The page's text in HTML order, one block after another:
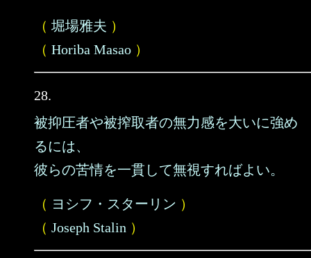
（ 堀場雅夫 ）
（ Horiba Masao ）
28.
被抑圧者や被搾取者の無力感を大いに強め
るには、
彼らの苦情を一貫して無視すればよい。
（ ヨシフ・スターリン ）
（ Joseph Stalin ）